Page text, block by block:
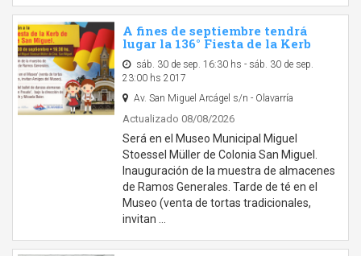
A fines de septiembre tendrá
lugar la 136° Fiesta de la Kerb
sáb. 30 de sep. 16:30 hs - sáb. 30 de sep.
23:00 hs 2017
Av. San Miguel Arcágel s/n - Olavarría
Actualizado 08/08/2026
Será en el Museo Municipal Miguel
Stoessel Müller de Colonia San Miguel.
Inauguración de la muestra de almacenes
de Ramos Generales. Tarde de té en el
Museo (venta de tortas tradicionales,
invitan …